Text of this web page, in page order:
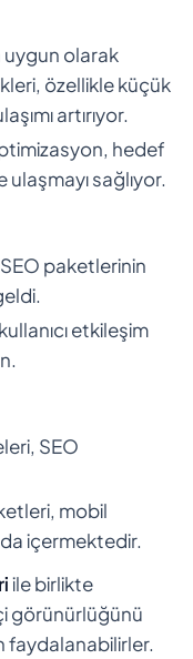
uygun olarak
özellikle küçük
artırıyor.
hedef
sağlıyor.
paketlerinin
etkileşim
SEO
mobil
da içermektedir.
ile birlikte
görünürlüğünü
faydalanabilirler.